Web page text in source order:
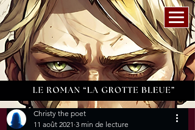
Christy the poet
11 août 2021 3 min de lecture